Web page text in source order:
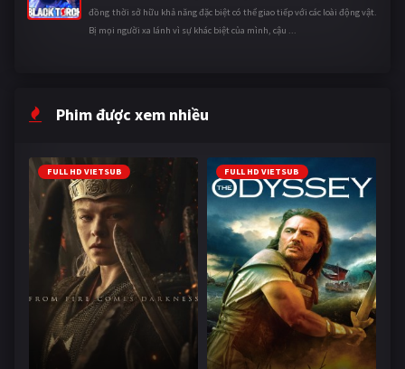
đồng thời sở hữu khả năng đặc biệt có thể giao tiếp với các loài động vật.
Bị mọi người xa lánh vì sự khác biệt của mình, cậu ...
Phim được xem nhiều
FULL HD VIETSUB FULL HD VIETSUB